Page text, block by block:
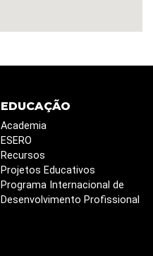
EDUCAÇÃO
Academia
ESERO
Recursos
Projetos Educativos
Programa Internacional de
Desenvolvimento Profissional